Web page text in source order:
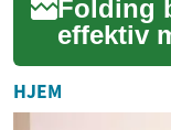
Folding
effektiv
komfort.
liten
HJEM